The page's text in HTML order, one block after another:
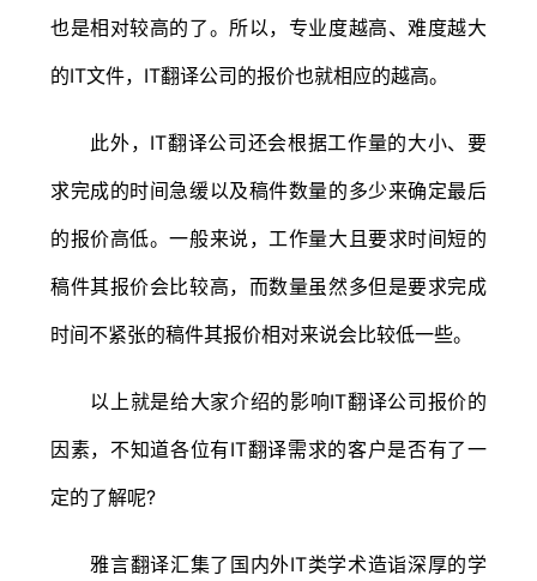
也是相对较高的了。所以，专业度越高、难度越大
的IT文件，IT翻译公司的报价也就相应的越高。
此外，IT翻译公司还会根据工作量的大小、要
求完成的时间急缓以及稿件数量的多少来确定最后
的报价高低。一般来说，工作量大且要求时间短的
稿件其报价会比较高，而数量虽然多但是要求完成
时间不紧张的稿件其报价相对来说会比较低一些。
以上就是给大家介绍的影响IT翻译公司报价的
因素，不知道各位有IT翻译需求的客户是否有了一
定的了解呢?
雅言翻译汇集了国内外IT类学术造诣深厚的学